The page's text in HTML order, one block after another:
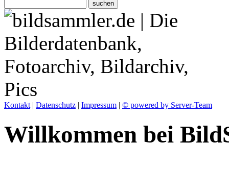
Kontakt | Datenschutz | Impressum | © powered by Server-Team
Willkommen bei